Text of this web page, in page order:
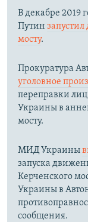
В декабре 2019
Путин
мосту.
Прокуратура
уголовное
переправки
Украины в
мосту.​
МИД Украины
запуска
Керченского
Украины в
сообщения.